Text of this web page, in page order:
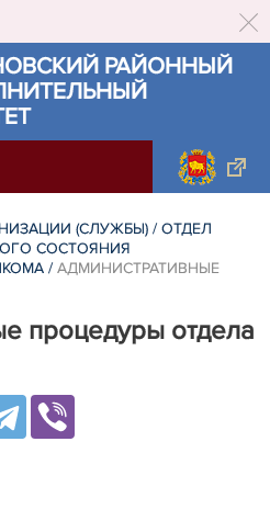
РАЙОННЫЙ
(СЛУЖБЫ) / ОТДЕЛ
СОСТОЯНИЯ
/ АДМИНИСТРАТИВНЫЕ
процедуры отдела